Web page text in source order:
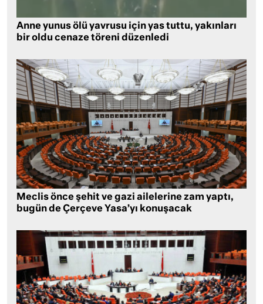
Anne yunus ölü yavrusu için yas tuttu, yakınları
bir oldu cenaze töreni düzenledi
Meclis önce şehit ve gazi ailelerine zam yaptı,
bugün de Çerçeve Yasa’yı konuşacak